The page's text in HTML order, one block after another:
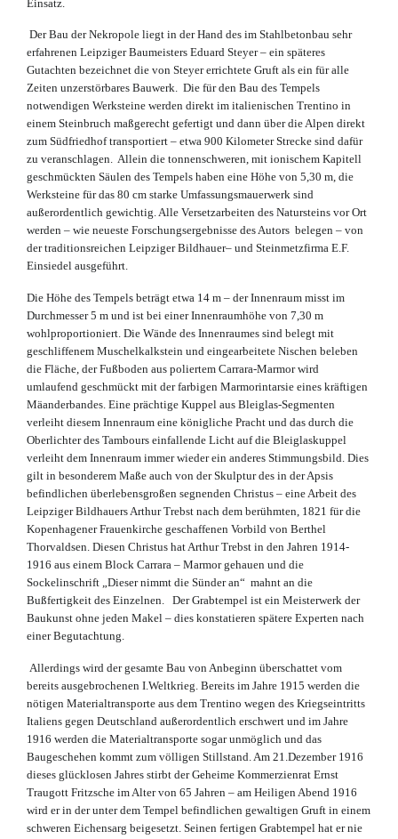
Einsatz.
Der Bau der Nekropole liegt in der Hand des im Stahlbetonbau sehr
erfahrenen Leipziger Baumeisters Eduard Steyer – ein späteres
Gutachten bezeichnet die von Steyer errichtete Gruft als ein für alle
Zeiten unzerstörbares Bauwerk. Die für den Bau des Tempels
notwendigen Werksteine werden direkt im italienischen Trentino in
einem Steinbruch maßgerecht gefertigt und dann über die Alpen direkt
zum Südfriedhof transportiert – etwa 900 Kilometer Strecke sind dafür
zu veranschlagen. Allein die tonnenschweren, mit ionischem Kapitell
geschmückten Säulen des Tempels haben eine Höhe von 5,30 m, die
Werksteine für das 80 cm starke Umfassungsmauerwerk sind
außerordentlich gewichtig. Alle Versetzarbeiten des Natursteins vor Ort
werden – wie neueste Forschungsergebnisse des Autors belegen – von
der traditionsreichen Leipziger Bildhauer– und Steinmetzfirma E.F.
Einsiedel ausgeführt.
Die Höhe des Tempels beträgt etwa 14 m – der Innenraum misst im
Durchmesser 5 m und ist bei einer Innenraumhöhe von 7,30 m
wohlproportioniert. Die Wände des Innenraumes sind belegt mit
geschliffenem Muschelkalkstein und eingearbeitete Nischen beleben
die Fläche, der Fußboden aus poliertem Carrara-Marmor wird
umlaufend geschmückt mit der farbigen Marmorintarsie eines kräftigen
Mäanderbandes. Eine prächtige Kuppel aus Bleiglas-Segmenten
verleiht diesem Innenraum eine königliche Pracht und das durch die
Oberlichter des Tambours einfallende Licht auf die Bleiglaskuppel
verleiht dem Innenraum immer wieder ein anderes Stimmungsbild. Dies
gilt in besonderem Maße auch von der Skulptur des in der Apsis
befindlichen überlebensgroßen segnenden Christus – eine Arbeit des
Leipziger Bildhauers Arthur Trebst nach dem berühmten, 1821 für die
Kopenhagener Frauenkirche geschaffenen Vorbild von Berthel
Thorvaldsen. Diesen Christus hat Arthur Trebst in den Jahren 1914-
1916 aus einem Block Carrara – Marmor gehauen und die
Sockelinschrift „Dieser nimmt die Sünder an“ mahnt an die
Bußfertigkeit des Einzelnen. Der Grabtempel ist ein Meisterwerk der
Baukunst ohne jeden Makel – dies konstatieren spätere Experten nach
einer Begutachtung.
Allerdings wird der gesamte Bau von Anbeginn überschattet vom
bereits ausgebrochenen I.Weltkrieg. Bereits im Jahre 1915 werden die
nötigen Materialtransporte aus dem Trentino wegen des Kriegseintritts
Italiens gegen Deutschland außerordentlich erschwert und im Jahre
1916 werden die Materialtransporte sogar unmöglich und das
Baugeschehen kommt zum völligen Stillstand. Am 21.Dezember 1916
dieses glücklosen Jahres stirbt der Geheime Kommerzienrat Ernst
Traugott Fritzsche im Alter von 65 Jahren – am Heiligen Abend 1916
wird er in der unter dem Tempel befindlichen gewaltigen Gruft in einem
schweren Eichensarg beigesetzt. Seinen fertigen Grabtempel hat er nie